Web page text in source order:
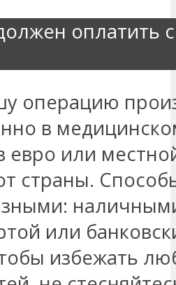
оплатить
операцию
в
евро или
страны.
или
избежать